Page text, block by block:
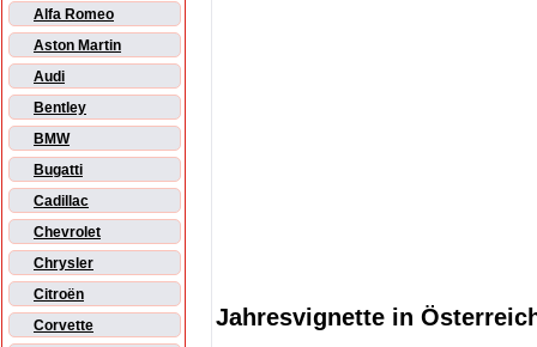
Alfa Romeo
Aston Martin
Audi
Bentley
BMW
Bugatti
Cadillac
Chevrolet
Chrysler
Citroën
Corvette
Jahresvignette in